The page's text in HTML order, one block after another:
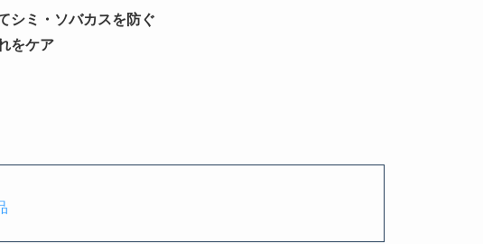
シミ・ソバカスを防ぐ
をケア